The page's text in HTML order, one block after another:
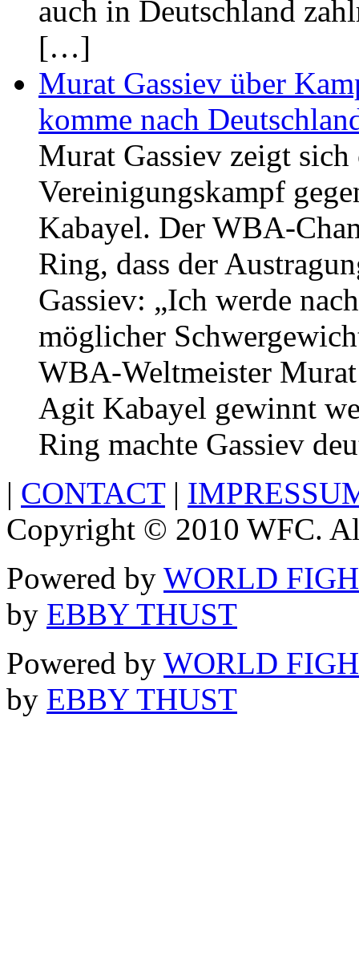
auch in Deutschland
[…]
Murat Gassiev über
komme nach
Murat Gassiev zeigt
Vereinigungskampf
Kabayel. Der WBA-
Ring, dass der
Gassiev: „Ich werde
möglicher
WBA-Weltmeister
Agit Kabayel gewinnt
Ring machte Gassiev
| CONTACT|
Copyright © 2010 WFC.
Powered by WORLD
by EBBY THUST
Powered by WORLD
by EBBY THUST